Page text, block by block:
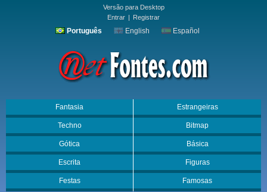
Versão para Desktop
Entrar | Registrar
Português English Español
Fantasia Estrangeiras
Techno Bitmap
Gótica Básica
Escrita Figuras
Festas Famosas